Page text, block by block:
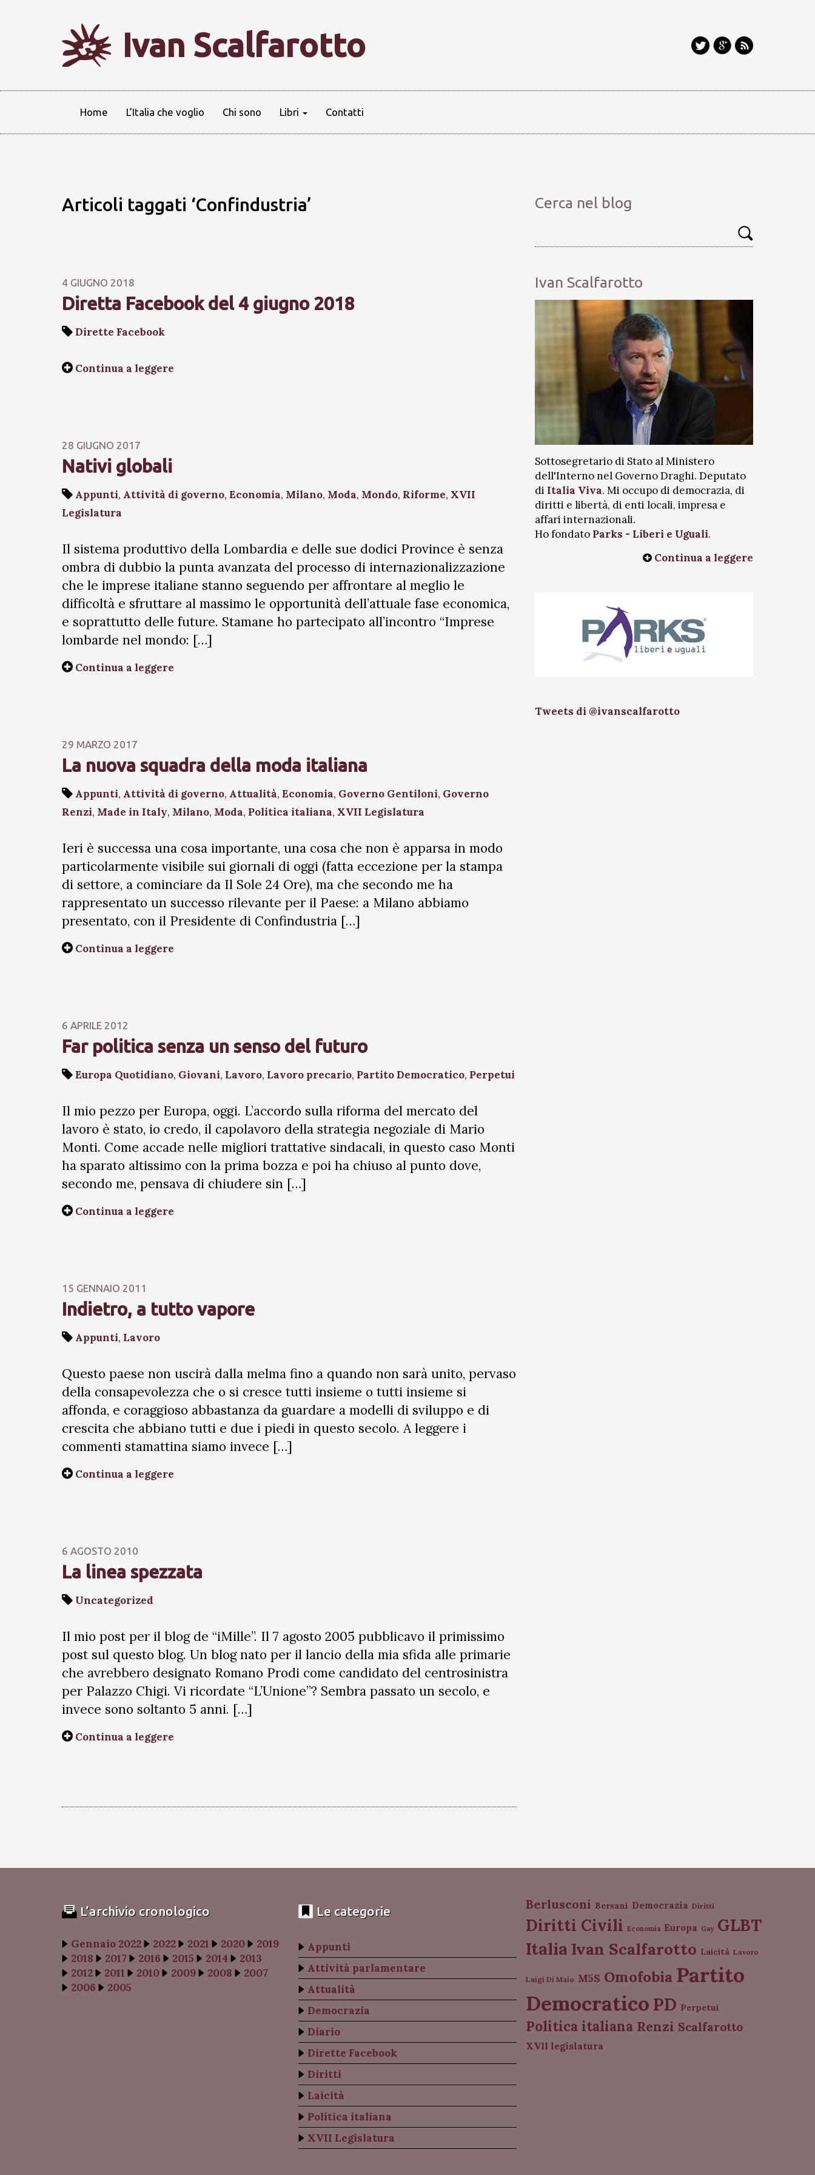
Ivan Scalfarotto
Home L’Italia che voglio Chi sono Libri Contatti
Articoli taggati ‘Confindustria’
4 GIUGNO 2018
Diretta Facebook del 4 giugno 2018
Dirette Facebook
Continua a leggere
28 GIUGNO 2017
Nativi globali
Appunti, Attività di governo, Economia, Milano, Moda, Mondo, Riforme, XVII
Legislatura
Il sistema produttivo della Lombardia e delle sue dodici Province è senza
ombra di dubbio la punta avanzata del processo di internazionalizzazione
che le imprese italiane stanno seguendo per affrontare al meglio le
difficoltà e sfruttare al massimo le opportunità dell’attuale fase economica,
e soprattutto delle future. Stamane ho partecipato all’incontro “Imprese
lombarde nel mondo: […]
Continua a leggere
29 MARZO 2017
La nuova squadra della moda italiana
Appunti, Attività di governo, Attualità, Economia, Governo Gentiloni, Governo
Renzi, Made in Italy, Milano, Moda, Politica italiana, XVII Legislatura
Ieri è successa una cosa importante, una cosa che non è apparsa in modo
particolarmente visibile sui giornali di oggi (fatta eccezione per la stampa
di settore, a cominciare da Il Sole 24 Ore), ma che secondo me ha
rappresentato un successo rilevante per il Paese: a Milano abbiamo
presentato, con il Presidente di Confindustria […]
Continua a leggere
6 APRILE 2012
Far politica senza un senso del futuro
Europa Quotidiano, Giovani, Lavoro, Lavoro precario, Partito Democratico, Perpetui
Il mio pezzo per Europa, oggi. L’accordo sulla riforma del mercato del
lavoro è stato, io credo, il capolavoro della strategia negoziale di Mario
Monti. Come accade nelle migliori trattative sindacali, in questo caso Monti
ha sparato altissimo con la prima bozza e poi ha chiuso al punto dove,
secondo me, pensava di chiudere sin […]
Continua a leggere
15 GENNAIO 2011
Indietro, a tutto vapore
Appunti, Lavoro
Questo paese non uscirà dalla melma fino a quando non sarà unito, pervaso
della consapevolezza che o si cresce tutti insieme o tutti insieme si
affonda, e coraggioso abbastanza da guardare a modelli di sviluppo e di
crescita che abbiano tutti e due i piedi in questo secolo. A leggere i
commenti stamattina siamo invece […]
Continua a leggere
6 AGOSTO 2010
La linea spezzata
Uncategorized
Il mio post per il blog de “iMille”. Il 7 agosto 2005 pubblicavo il primissimo
post sul questo blog. Un blog nato per il lancio della mia sfida alle primarie
che avrebbero designato Romano Prodi come candidato del centrosinistra
per Palazzo Chigi. Vi ricordate “L’Unione”? Sembra passato un secolo, e
invece sono soltanto 5 anni. […]
Continua a leggere
Cerca nel blog
Ivan Scalfarotto
Sottosegretario di Stato al Ministero
dell'Interno nel Governo Draghi. Deputato
di Italia Viva. Mi occupo di democrazia, di
diritti e libertà, di enti locali, impresa e
affari internazionali.
Ho fondato Parks - Liberi e Uguali.
Continua a leggere
Tweets di @ivanscalfarotto
L’archivio cronologico
Gennaio 2022 2022 2021 2020
2019
2018
2017 2016 2015 2014
2013
2012
2011 2010 2009 2008
2007
2006
2005
Le categorie
Appunti
Attività parlamentare
Attualità
Democrazia
Diario
Dirette Facebook
Diritti
Laicità
Politica italiana
XVII Legislatura
Berlusconi Bersani Democrazia Diritti
Diritti Civili Economia Europa Gay GLBT
Italia Ivan Scalfarotto Laicità Lavoro
Luigi Di Maio M5S Omofobia Partito
Democratico PD Perpetui
Politica italiana Renzi Scalfarotto
XVII legislatura